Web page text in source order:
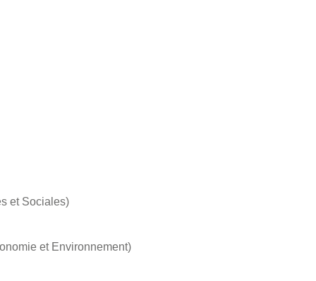
et Sociales)
et Environnement)